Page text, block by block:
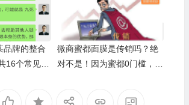
品牌的整合
16个常见问
微商蜜都面膜是传销吗？绝
对不是！因为蜜都0门槛，每